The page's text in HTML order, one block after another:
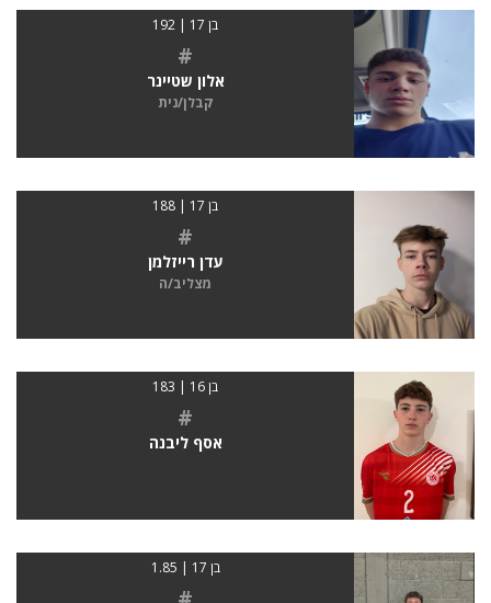
בן 17 | 192
#
אלון שטיינר
קבלן/נית
בן 17 | 188
#
עדן רייזלמן
מצליב/ה
בן 16 | 183
#
אסף ליבנה
בן 17 | 1.85